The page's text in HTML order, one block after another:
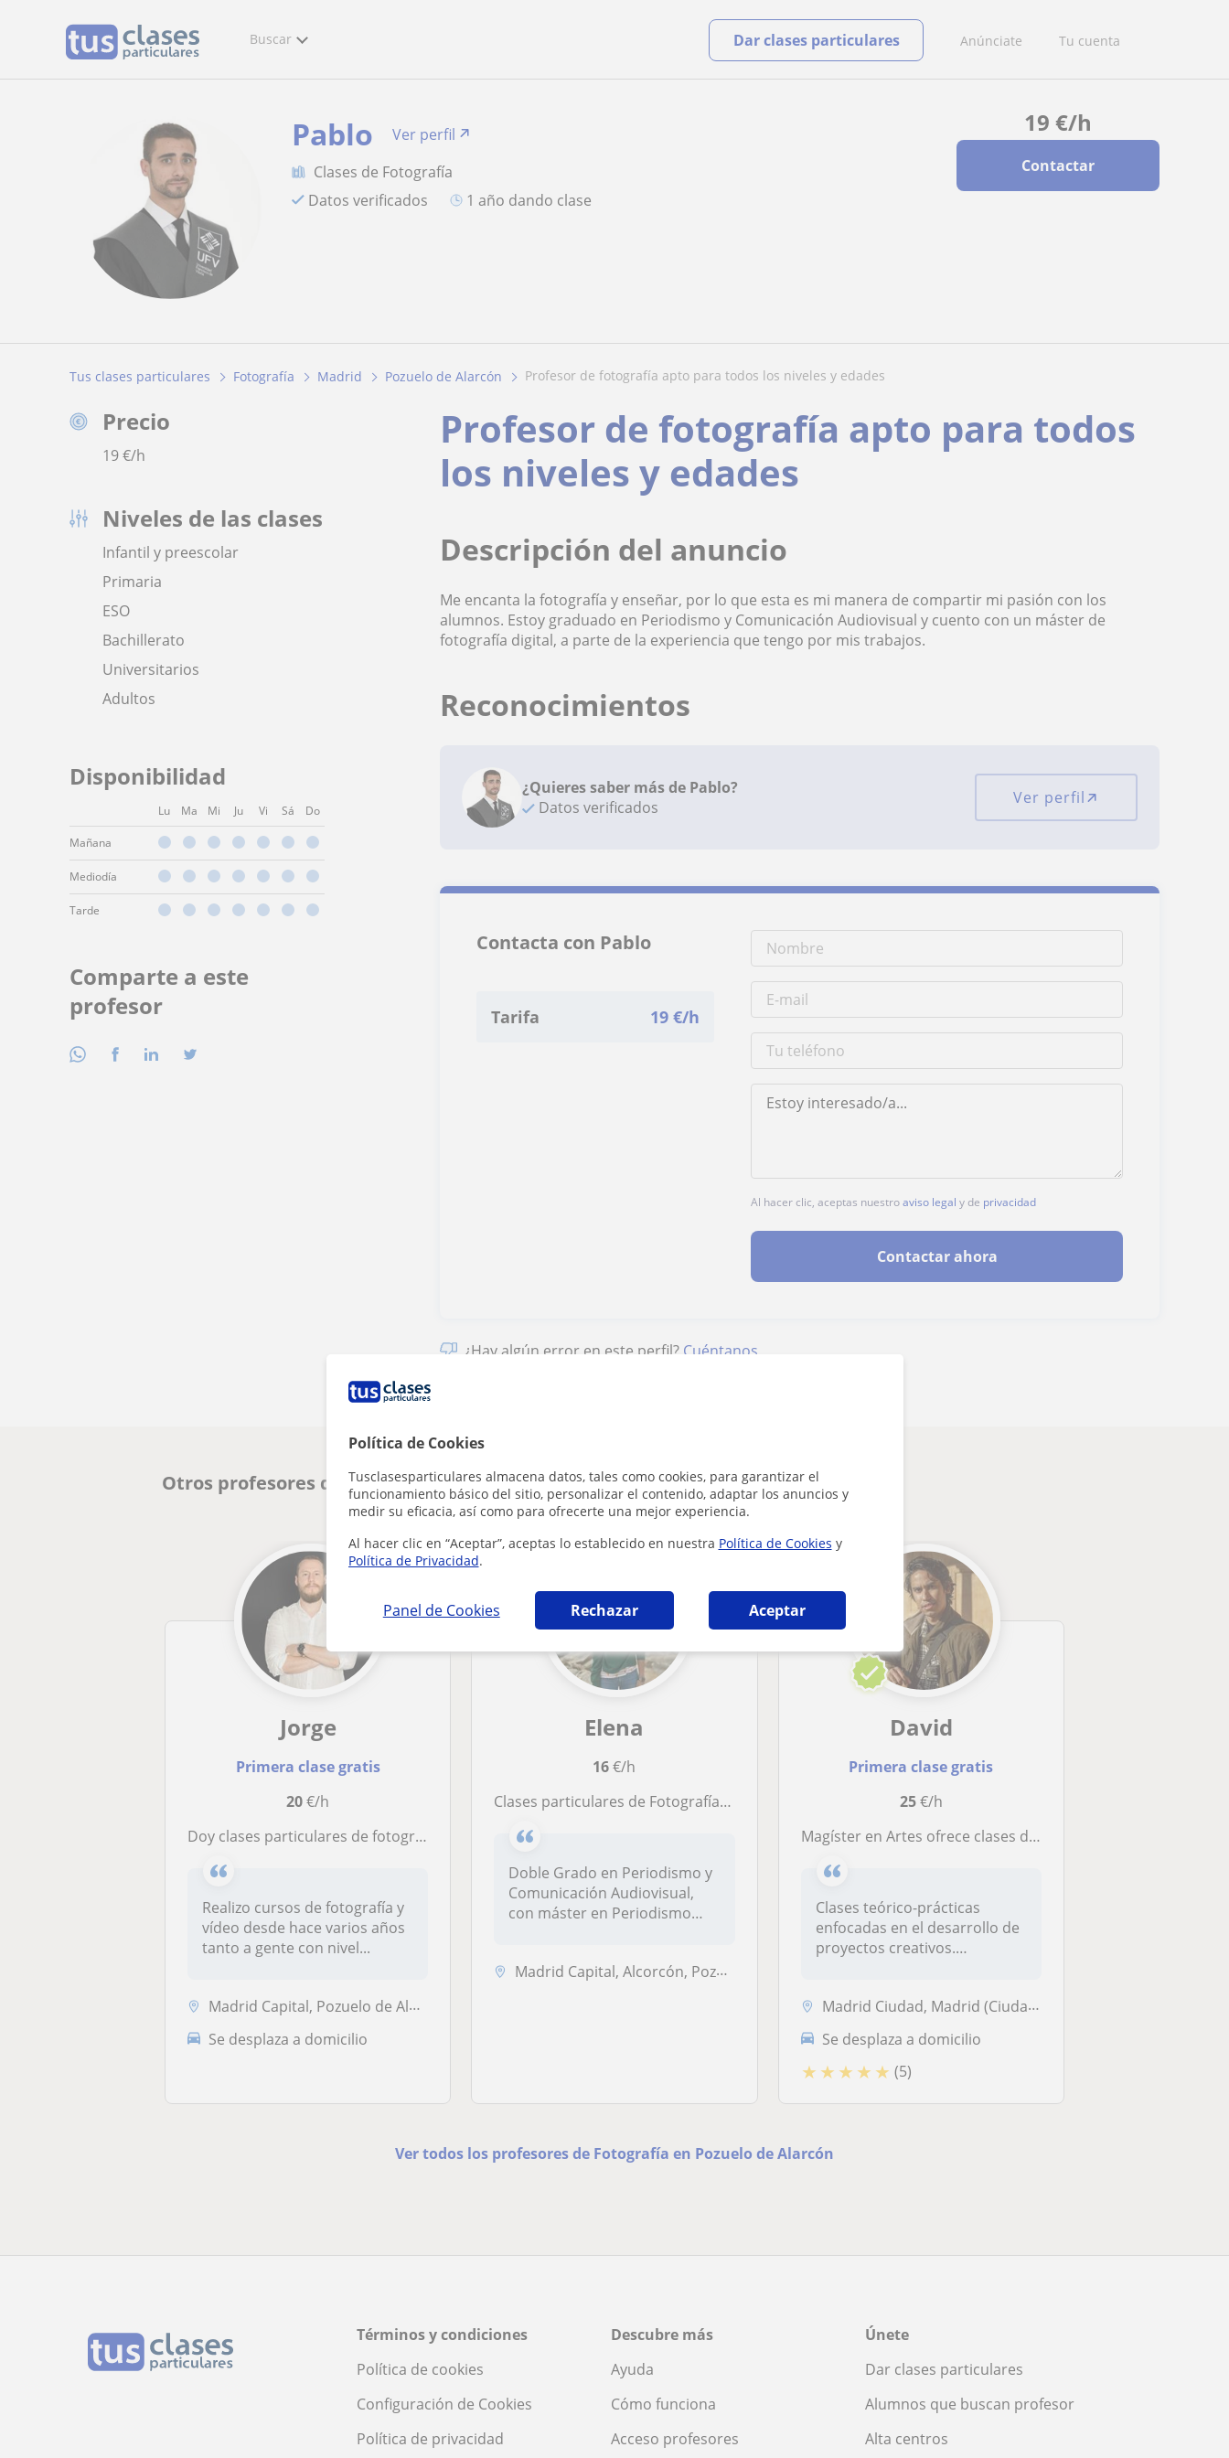
Política de Cookies
Tusclasesparticulares almacena datos, tales como cookies, para garantizar el
funcionamiento básico del sitio, personalizar el contenido, adaptar los anuncios y
medir su eficacia, así como para ofrecerte una mejor experiencia.
Al hacer clic en “Aceptar”, aceptas lo establecido en nuestra Política de Cookies y
Política de Privacidad.
Panel de Cookies Rechazar Aceptar
Buscar Anúnciate Tu cuenta
Dar clases particulares
19 €/h
Contactar
Pablo
Ver perfil
Clases de Fotografía
Datos verificados
1 año dando clase
Tus clases particulares Fotografía Madrid Pozuelo de Alarcón profesor de fotografía apto para todos los niveles y edades
Precio
19€/h
Niveles de las clases
Infantil y preescolar
Primaria
ESO
Bachillerato
Universitarios
Adultos
Disponibilidad
Lu Ma Mi Ju Vi Sá Do
Mañana
Mediodía
Tarde
Comparte a este
profesor
Profesor de fotografía apto para todos
los niveles y edades
Descripción del anuncio
Me encanta la fotografía y enseñar, por lo que esta es mi manera de compartir mi pasión con los
alumnos. Estoy graduado en Periodismo y Comunicación Audiovisual y cuento con un máster de
fotografía digital, a parte de la experiencia que tengo por mis trabajos.
Reconocimientos
¿Quieres saber más de Pablo?
Datos verificados
Ver perfil
Contacta con Pablo
Tarifa 19 €/h
Al hacer clic, aceptas nuestroaviso legal y de privacidad
Contactar ahora
¿Hay algún error en este perfil? Cuéntanos
Otros profesores de Fotografía en Pozuelo de Alarcón que pueden interesarte
Jorge
Primera clase gratis
20€/h
Doy clases particulares de fotografía y vídeo
Realizo cursos de fotografía y
vídeo desde hace varios años
tanto a gente con nivel...
Madrid Capital, Pozuelo de Alarcón
Se desplaza a domicilio
Elena
16€/h
Clases particulares de Fotografía y Edición audiovisual
Doble Grado en Periodismo y
Comunicación Audiovisual,
con máster en Periodismo
Madrid Capital, Alcorcón, Pozuelo de Alarcón, Alcobendas, Boadilla del...
David
Primera clase gratis
25€/h
Magíster en Artes ofrece clases de fotografía documental y narrativa para jóvenes y adultos en Madrid. 20 años de experiencia.
Clases teórico-prácticas
enfocadas en el desarrollo de
proyectos creativos.
Madrid Ciudad, Madrid (Ciudad), Pozuelo de Alarcón
Se desplaza a domicilio
★ ★ ★ ★ ★ (5)
Ver todos los profesores de Fotografía en Pozuelo de Alarcón
Términos y condiciones
Política de cookies
Configuración de Cookies
Política de privacidad
Descubre más
Ayuda
Cómo funciona
Acceso profesores
Únete
Dar clases particulares
Alumnos que buscan profesor
Alta centros